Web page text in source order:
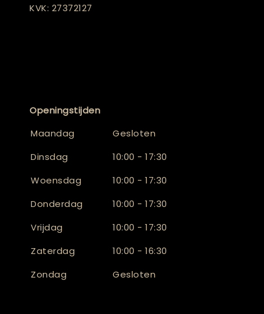
KVK: 27372127
Openingstijden
Maandag
Gesloten
Dinsdag
10:00 - 17:30
Woensdag
10:00 - 17:30
Donderdag
10:00 - 17:30
Vrijdag
10:00 - 17:30
Zaterdag
10:00 - 16:30
Zondag
Gesloten